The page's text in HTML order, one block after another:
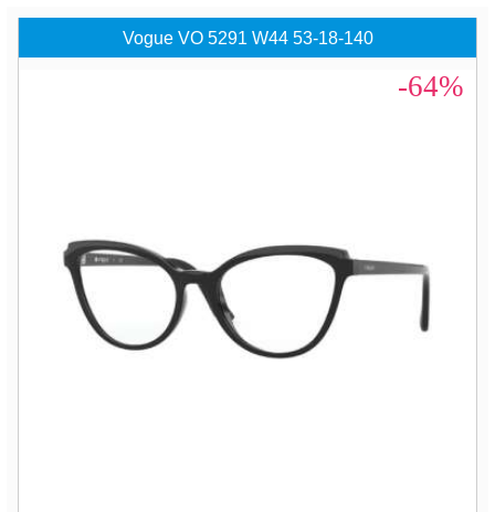
Vogue VO 5291 W44 53-18-140
-64%